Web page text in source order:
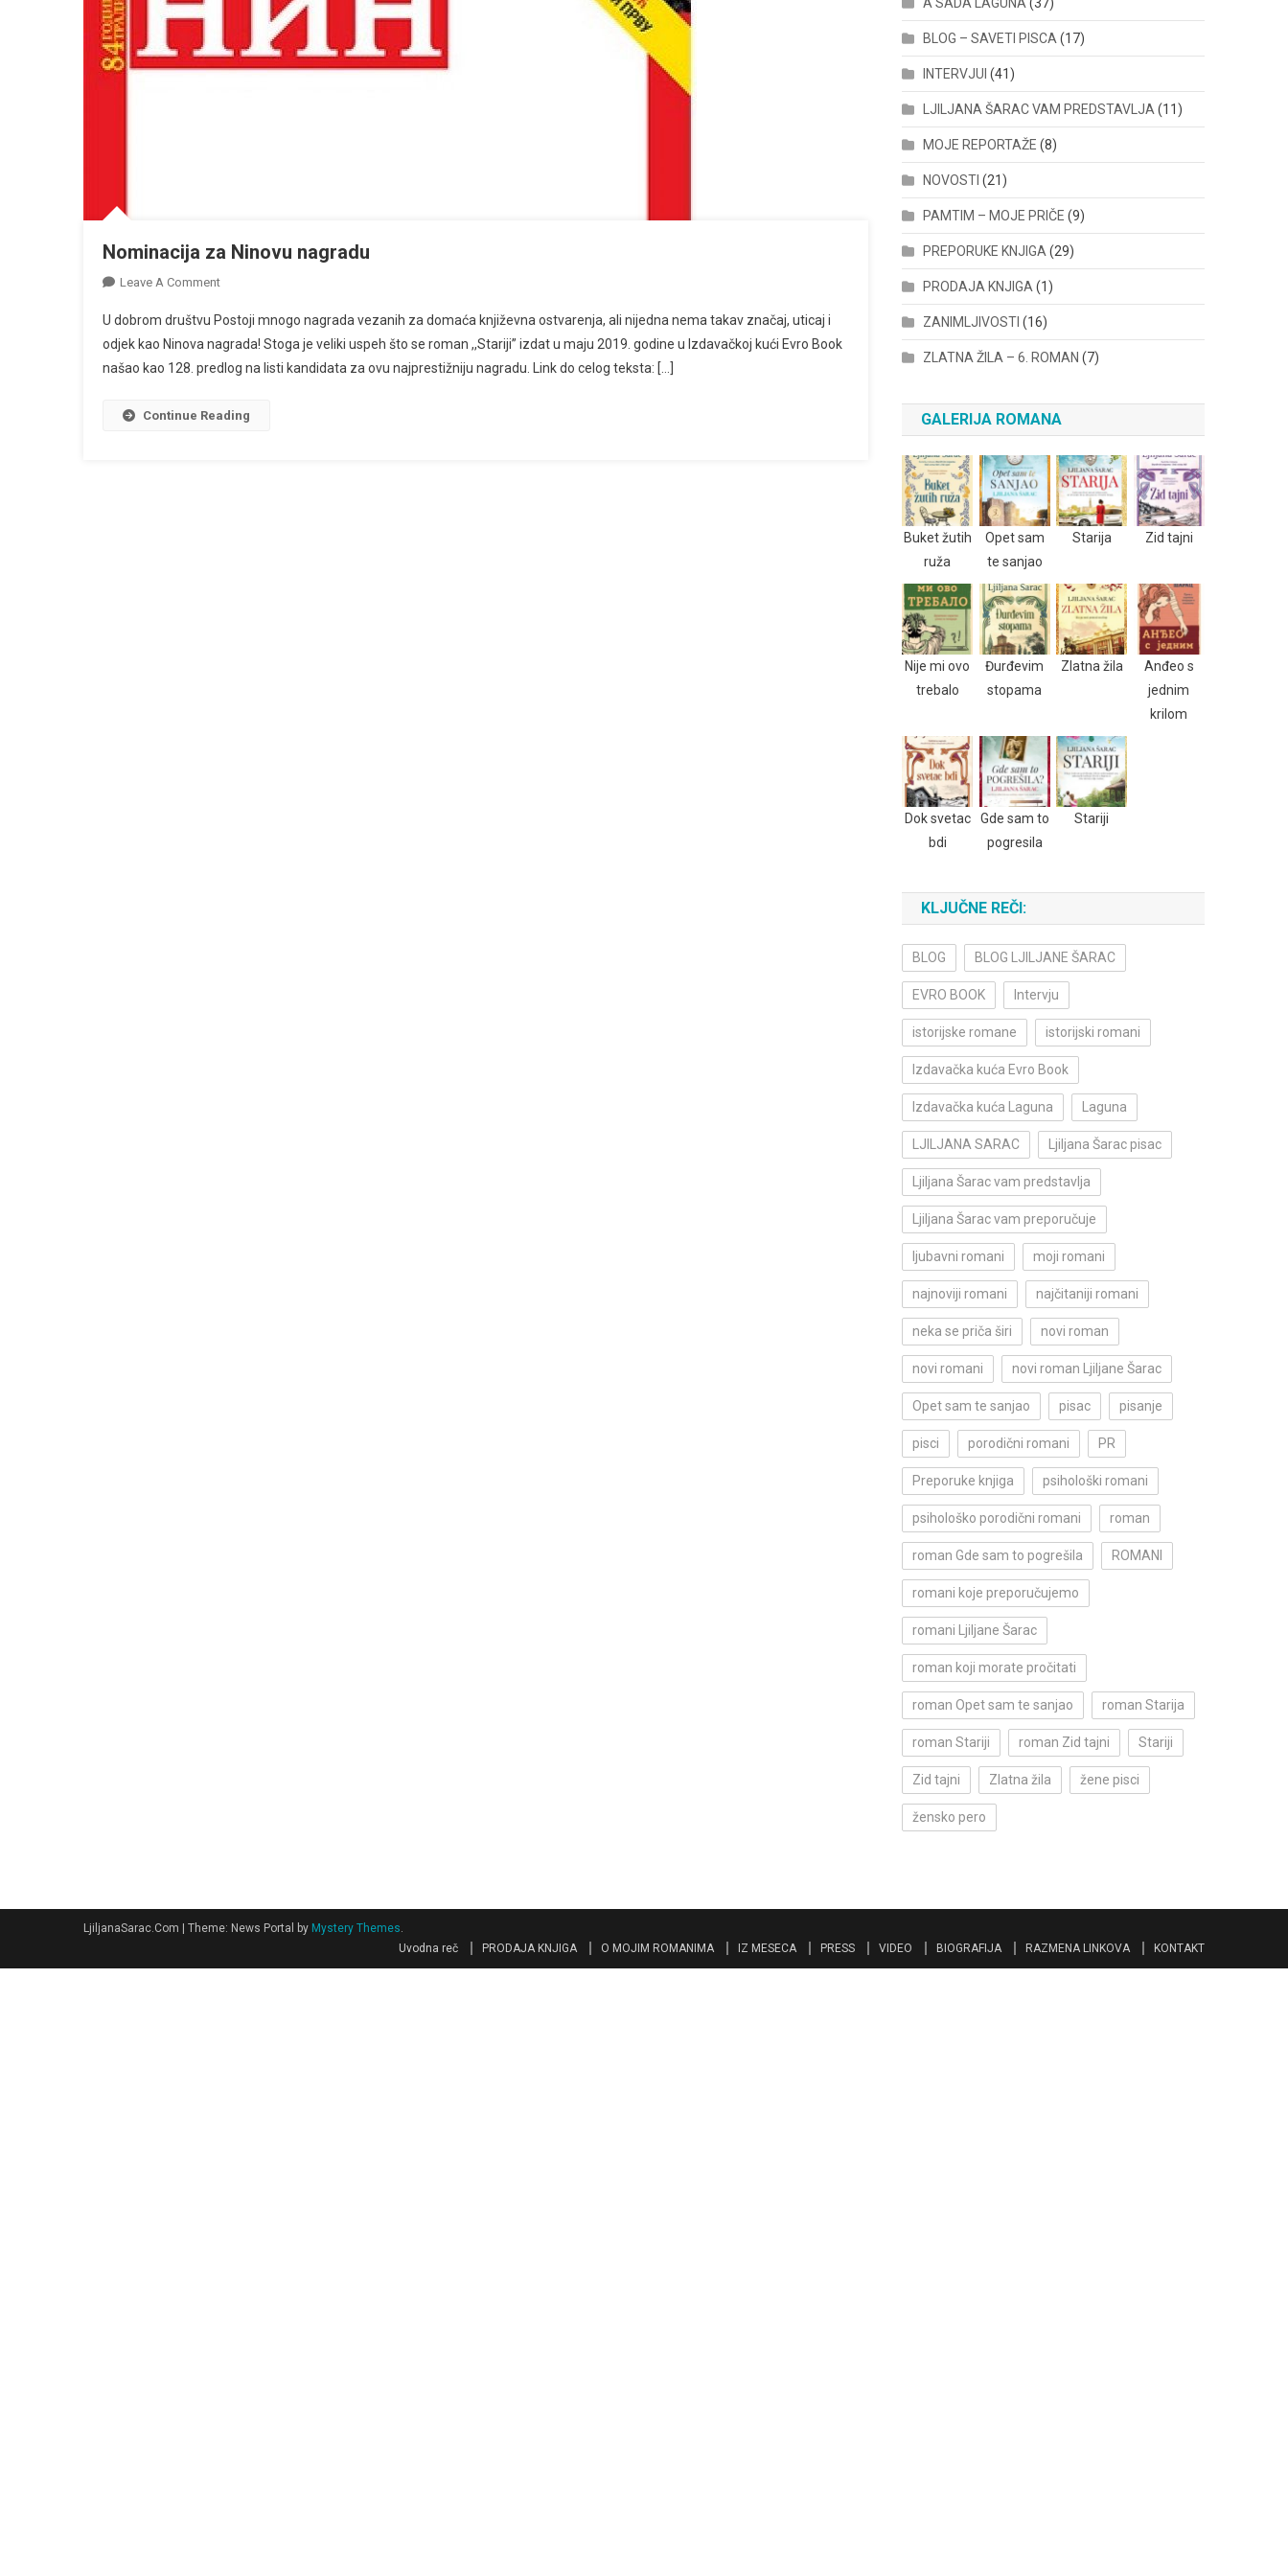
Nominacija za Ninovu nagradu
Leave A CommentOn
Za
Ninovu
Nagradu
U dobrom društvu Postoji mnogo nagrada vezanih za domaća književna ostvarenja, ali nijedna nema takav značaj, uticaj i
odjek kao Ninova nagrada! Stoga je veliki uspeh što se roman ,,Stariji” izdat u maju 2019. godine u Izdavačkoj kući Evro Book
našao kao 128. predlog na listi kandidata za ovu najprestižniju nagradu. Link do celog teksta: […]
Continue Reading
BLOG – SAVETI PISCA (17)
INTERVJUI (41)
LJILJANA ŠARAC VAM PREDSTAVLJA (11)
MOJE REPORTAŽE (8)
NOVOSTI (21)
PAMTIM – MOJE PRIČE (9)
PREPORUKE KNJIGA (29)
PRODAJA KNJIGA (1)
ZANIMLJIVOSTI (16)
ZLATNA ŽILA – 6. ROMAN (7)
GALERIJA ROMANA
Buket žutih
ruža
Opet sam
te sanjao
Starija Zid tajni
Nije mi ovo
trebalo
Đurđevim
stopama
Zlatna žila
Anđeo s
jednim
krilom
Dok svetac
bdi
Gde sam to
pogresila
Stariji
KLJUČNE REČI:
BLOG BLOG LJILJANE ŠARAC
EVRO BOOK Intervju
istorijske romane istorijski romani
Izdavačka kuća Evro Book
Izdavačka kuća Laguna Laguna
LJILJANA SARAC Ljiljana Šarac pisac
Ljiljana Šarac vam predstavlja
Ljiljana Šarac vam preporučuje
ljubavni romani moji romani
najnoviji romani najčitaniji romani
neka se priča širi novi roman
novi romani novi roman Ljiljane Šarac
Opet sam te sanjao pisac pisanje
pisci porodični romani PR
Preporuke knjiga psihološki romani
psihološko porodični romani roman
roman Gde sam to pogrešila ROMANI
romani koje preporučujemo
romani Ljiljane Šarac
roman koji morate pročitati
roman Opet sam te sanjao roman Starija
roman Stariji roman Zid tajni Stariji
Zid tajni Zlatna žila žene pisci
žensko pero
LjiljanaSarac.Com Theme: News Portal by Mystery Themes.
Uvodna reč
PRODAJA KNJIGA O MOJIM ROMANIMA IZ MESECA PRESS VIDEO BIOGRAFIJA RAZMENA LINKOVA KONTAKT